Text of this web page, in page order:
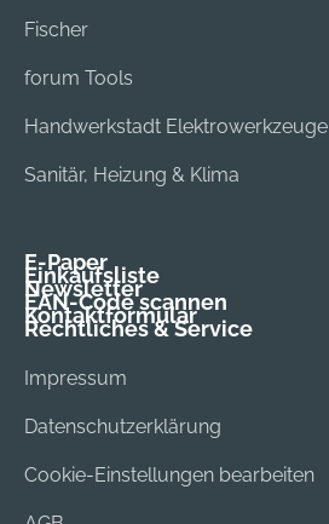
Fischer
forum Tools
Handwerkstadt Elektrowerkzeuge
Sanitär, Heizung & Klima
E-Paper
Einkaufsliste
Newsletter
EAN-Code scannen
Kontaktformular
Rechtliches & Service
Impressum
Datenschutzerklärung
Cookie-Einstellungen bearbeiten